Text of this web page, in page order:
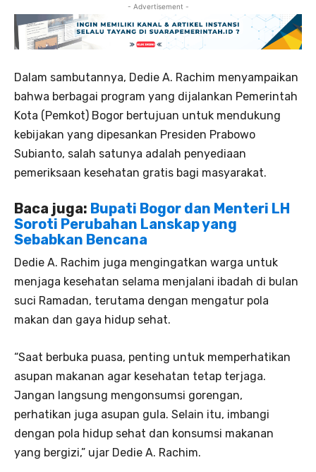
- Advertisement -
Dalam sambutannya, Dedie A. Rachim menyampaikan
bahwa berbagai program yang dijalankan Pemerintah
Kota (Pemkot) Bogor bertujuan untuk mendukung
kebijakan yang dipesankan Presiden Prabowo
Subianto, salah satunya adalah penyediaan
pemeriksaan kesehatan gratis bagi masyarakat.
Baca juga: Bupati Bogor dan Menteri LH
Soroti Perubahan Lanskap yang
Sebabkan Bencana
Dedie A. Rachim juga mengingatkan warga untuk
menjaga kesehatan selama menjalani ibadah di bulan
suci Ramadan, terutama dengan mengatur pola
makan dan gaya hidup sehat.
“Saat berbuka puasa, penting untuk memperhatikan
asupan makanan agar kesehatan tetap terjaga.
Jangan langsung mengonsumsi gorengan,
perhatikan juga asupan gula. Selain itu, imbangi
dengan pola hidup sehat dan konsumsi makanan
yang bergizi,” ujar Dedie A. Rachim.